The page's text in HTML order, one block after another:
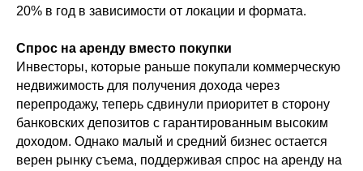
20% в год в зависимости от локации и формата.
Спрос на аренду вместо покупки
Инвесторы, которые раньше покупали коммерческую
недвижимость для получения дохода через
перепродажу, теперь сдвинули приоритет в сторону
банковских депозитов с гарантированным высоким
доходом. Однако малый и средний бизнес остается
верен рынку съема, поддерживая спрос на аренду на